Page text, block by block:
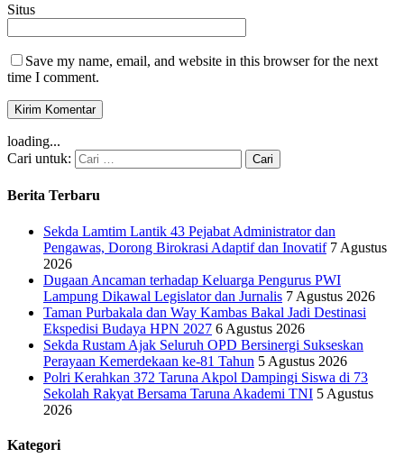
Situs
Save my name, email, and website in this browser for the next
time I comment.
loading...
Cari untuk:
Berita Terbaru
Sekda Lamtim Lantik 43 Pejabat Administrator dan
Pengawas, Dorong Birokrasi Adaptif dan Inovatif 7 Agustus
2026
Dugaan Ancaman terhadap Keluarga Pengurus PWI
Lampung Dikawal Legislator dan Jurnalis 7 Agustus 2026
Taman Purbakala dan Way Kambas Bakal Jadi Destinasi
Ekspedisi Budaya HPN 2027 6 Agustus 2026
Sekda Rustam Ajak Seluruh OPD Bersinergi Sukseskan
Perayaan Kemerdekaan ke-81 Tahun 5 Agustus 2026
Polri Kerahkan 372 Taruna Akpol Dampingi Siswa di 73
Sekolah Rakyat Bersama Taruna Akademi TNI 5 Agustus
2026
Kategori